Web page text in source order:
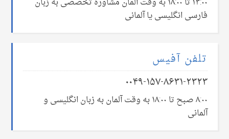
فارسی انگلیسی یا آلمانی
تلفن آفیس
۰۰۴۹-۱۵۷-۸۶۳۱-۲۳۲۳
۸:۰۰ صبح تا ۱۸:۰۰ به وقت آلمان به زبان انگلیسی و
آلمانی